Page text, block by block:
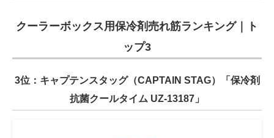
クーラーボックス用保冷剤売れ筋ランキング｜ト
ップ3
3位：キャプテンスタッグ（CAPTAIN STAG）「保冷剤
抗菌クールタイム UZ-13187」